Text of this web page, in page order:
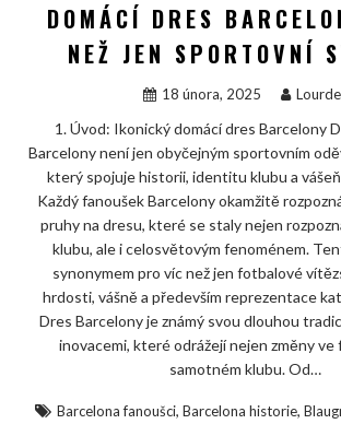
DOMÁCÍ DRES
NEŽ JEN SPORTOVNÍ
18 února, 2025
1. Úvod: Ikonický domácí dres Barcelony
Barcelony není jen obyčejným sportovním
který spojuje historii, identitu klubu a
Každý fanoušek Barcelony okamžitě
pruhy na dresu, které se staly nejen
klubu, ale i celosvětovým fenoménem.
synonymem pro víc než jen fotbalové
hrdosti, vášně a především reprezentace
Dres Barcelony je známý svou dlouhou
inovacemi, které odrážejí nejen změny ve
samotném klubu. Od…
Barcelona fanoušci, Barcelona historie,